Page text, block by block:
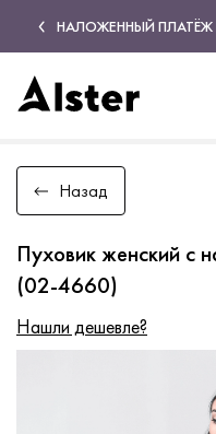
НАЛОЖЕННЫЙ ПЛАТЁЖ
Назад
Пуховик женский с
(02-4660)
Нашли дешевле?